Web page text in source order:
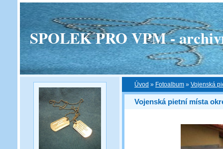
SPOLEK PRO VPM -
Úvod » Fotoalbum » Vojenská
Vojenská pietní místa